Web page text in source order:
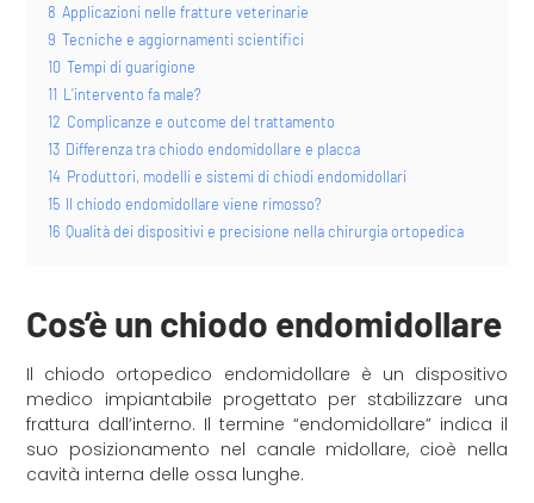
8 Applicazioni nelle fratture veterinarie
9 Tecniche e aggiornamenti scientifici
10 Tempi di guarigione
11 L’intervento fa male?
12 Complicanze e outcome del trattamento
13 Differenza tra chiodo endomidollare e placca
14 Produttori, modelli e sistemi di chiodi endomidollari
15 Il chiodo endomidollare viene rimosso?
16 Qualità dei dispositivi e precisione nella chirurgia ortopedica
Cos’è un chiodo endomidollare
Il chiodo ortopedico endomidollare è un dispositivo
medico impiantabile progettato per stabilizzare una
frattura dall’interno. Il termine “endomidollare” indica il
suo posizionamento nel canale midollare, cioè nella
cavità interna delle ossa lunghe.